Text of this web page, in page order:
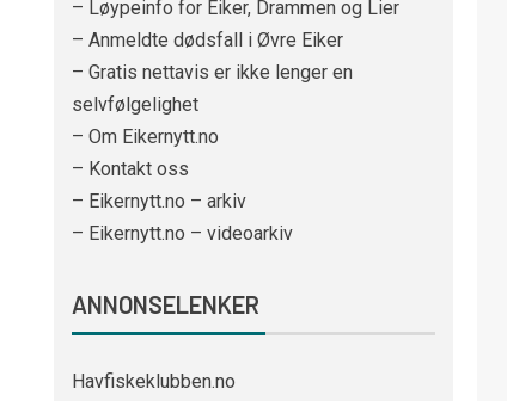
– Løypeinfo for Eiker, Drammen og Lier
– Anmeldte dødsfall i Øvre Eiker
– Gratis nettavis er ikke lenger en
selvfølgelighet
– Om Eikernytt.no
– Kontakt oss
– Eikernytt.no – arkiv
– Eikernytt.no – videoarkiv
ANNONSELENKER
Havfiskeklubben.no